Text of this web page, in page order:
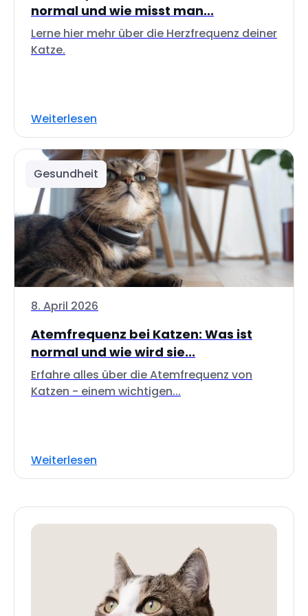
normal und wie misst man...
Lerne hier mehr über die Herzfrequenz deiner
Katze.
Weiterlesen
Gesundheit
8. April 2026
Atemfrequenz bei Katzen: Was ist
normal und wie wird sie...
Erfahre alles über die Atemfrequenz von
Katzen - einem wichtigen...
Weiterlesen